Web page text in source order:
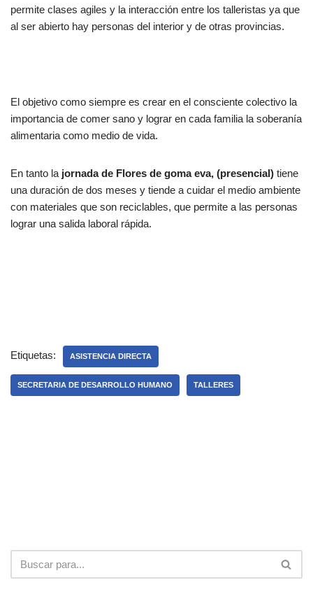
permite clases agiles y la interacción entre los talleristas ya que
al ser abierto hay personas del interior y de otras provincias.
El objetivo como siempre es crear en el consciente colectivo la
importancia de comer sano y lograr en cada familia la soberanía
alimentaria como medio de vida.
En tanto la jornada de Flores de goma eva, (presencial) tiene
una duración de dos meses y tiende a cuidar el medio ambiente
con materiales que son reciclables, que permite a las personas
lograr una salida laboral rápida.
Etiquetas: ASISTENCIA DIRECTA
SECRETARIA DE DESARROLLO HUMANO TALLERES